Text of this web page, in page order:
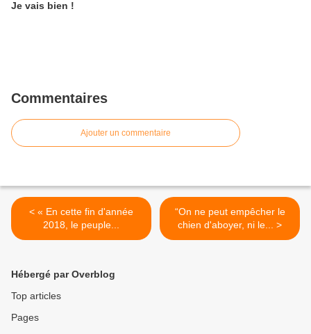
Je vais bien !
Commentaires
Ajouter un commentaire
< « En cette fin d'année
2018, le peuple...
“On ne peut empêcher le
chien d'aboyer, ni le... >
Hébergé par Overblog
Top articles
Pages